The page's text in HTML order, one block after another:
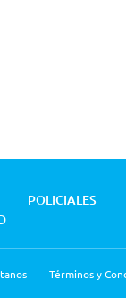
POLICIALES
Términos y